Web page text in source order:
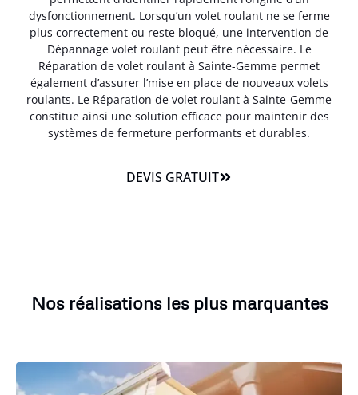
dysfonctionnement. Lorsqu’un volet roulant ne se ferme
plus correctement ou reste bloqué, une intervention de
Dépannage volet roulant peut être nécessaire. Le
Réparation de volet roulant à Sainte-Gemme permet
également d’assurer l’mise en place de nouveaux volets
roulants. Le Réparation de volet roulant à Sainte-Gemme
constitue ainsi une solution efficace pour maintenir des
systèmes de fermeture performants et durables.
DEVIS GRATUIT
Nos réalisations les plus marquantes